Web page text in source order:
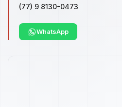
(77) 9 8130-0473
WhatsApp